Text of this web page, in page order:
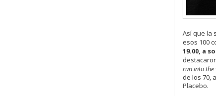
Así que la
esos 100
19.00, a
run into the
de los 70,
Placebo.